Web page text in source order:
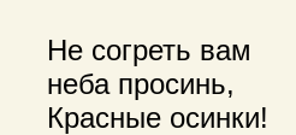
Не согреть вам
неба просинь,
Красные осинки!